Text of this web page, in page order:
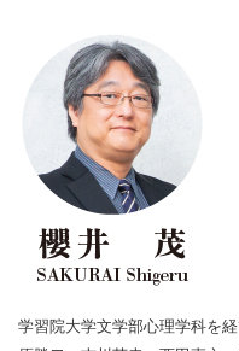
学習院大学文学部心理学科を